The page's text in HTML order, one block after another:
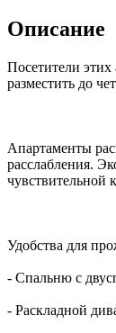
Описание
Посетители
разместить до
Апартаменты
расслабления.
чувствительной
Удобства для
- Спальню с
- Раскладной